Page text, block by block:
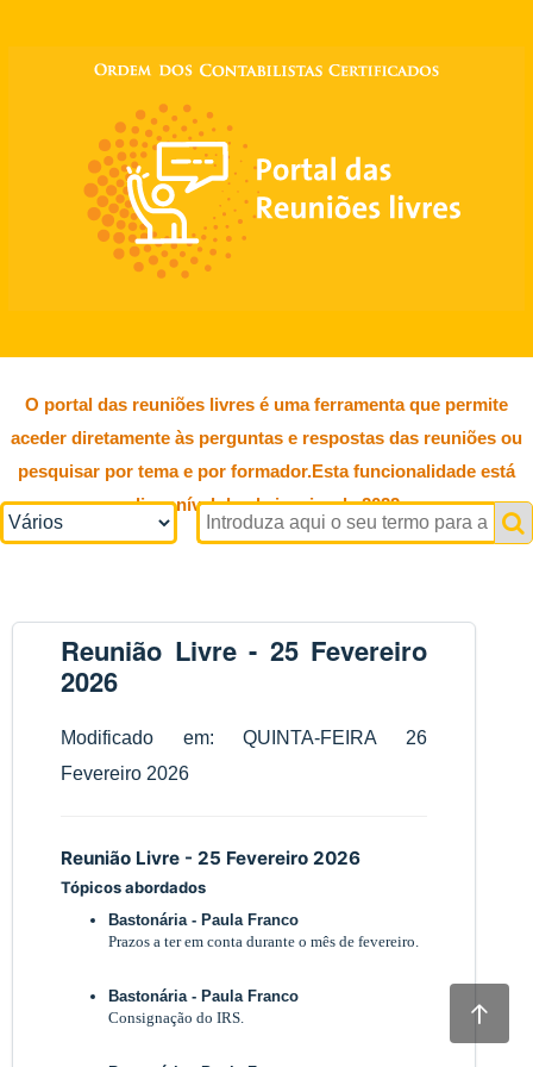
O portal das reuniões livres é uma ferramenta que permite
aceder diretamente às perguntas e respostas das reuniões ou
pesquisar por tema e por formador.Esta funcionalidade está
disponível desde janeiro de 2022.
Reunião Livre - 25 Fevereiro
2026
Modificado em: QUINTA-FEIRA 26
Fevereiro 2026
Reunião Livre - 25 Fevereiro 2026
Tópicos abordados
Bastonária - Paula Franco
Prazos a ter em conta durante o mês de fevereiro.
Bastonária - Paula Franco
Consignação do IRS.